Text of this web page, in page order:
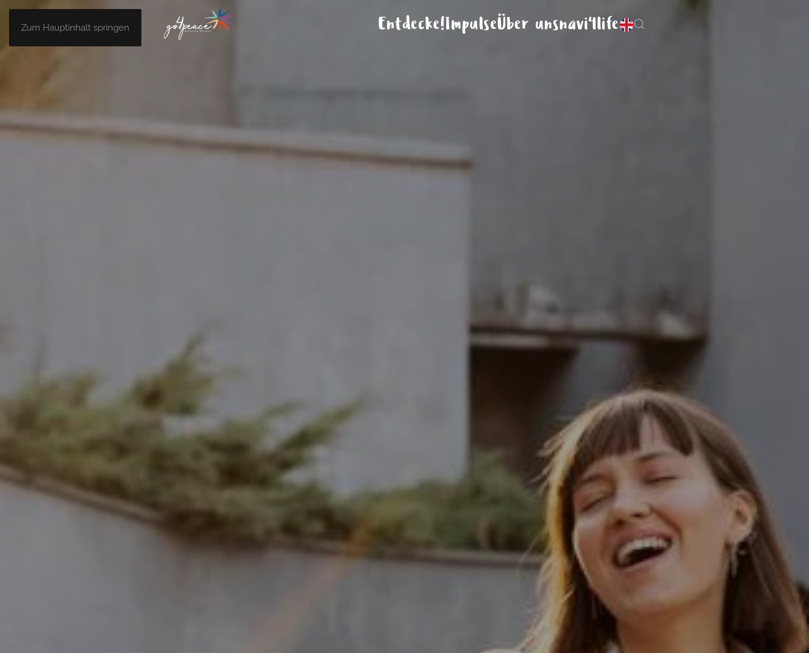
Zum Hauptinhalt springen Entdecke!ImpulseÜber unsnavi4life